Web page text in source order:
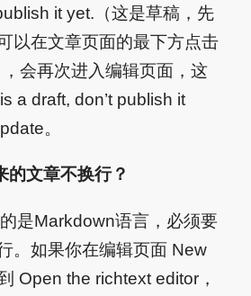
it yet.（这是草稿，先
以在文章页面的最下方点击
会再次进入编辑页面，这
a draft, don’t publish it
。
的文章不换行？
是Markdown语言，必须要
。如果你在编辑页面 New
Open the richtext editor，